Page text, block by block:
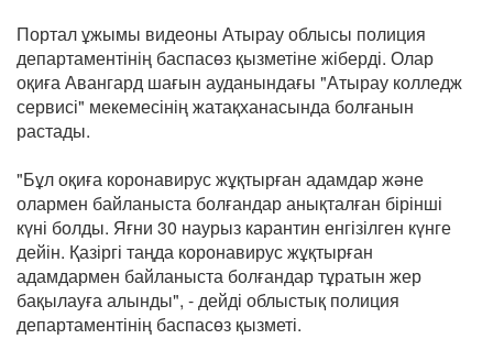
Портал ұжымы видеоны Атырау облысы полиция
департаментінің баспасөз қызметіне жіберді. Олар
оқиға Авангард шағын ауданындағы "Атырау колледж
сервисі" мекемесінің жатақханасында болғанын
растады.
"Бұл оқиға коронавирус жұқтырған адамдар және
олармен байланыста болғандар анықталған бірінші
күні болды. Яғни 30 наурыз карантин енгізілген күнге
дейін. Қазіргі таңда коронавирус жұқтырған
адамдармен байланыста болғандар тұратын жер
бақылауға алынды", - дейді облыстық полиция
департаментінің баспасөз қызметі.